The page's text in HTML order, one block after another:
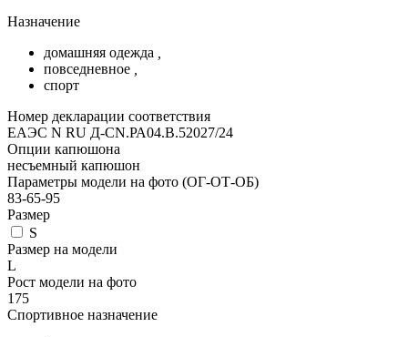
Назначение
домашняя одежда
повседневное
спорт
Номер декларации соответствия
ЕАЭС N RU Д-CN.РА04.В.52027/24
Опции капюшона
несъемный капюшон
Параметры модели на фото (ОГ-ОТ-ОБ)
83-65-95
Размер
S
Размер на модели
L
Рост модели на фото
175
Спортивное назначение